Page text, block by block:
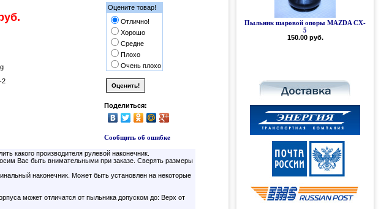
Оцените товар!
Отлично!
Хорошо
Средне
Плохо
Очень плохо
Поделиться:
Сообщить об ошибке
2
какого производителя рулевой наконечник.
Вас быть внимательными при заказе. Сверять размеры
наконечник. Может быть установлен на некоторые
может отличатся от пыльника допуском до: Верх от
Пыльник шаровой опоры MAZDA CX-
5
150.00 руб.
Силиконовый пыльник шаровой
опоры MAZDA CX-5
300.00 руб.